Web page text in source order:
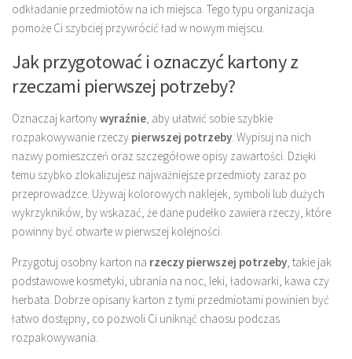
odkładanie przedmiotów na ich miejsca. Tego typu organizacja
pomoże Ci szybciej przywrócić ład w nowym miejscu.
Jak przygotować i oznaczyć kartony z
rzeczami pierwszej potrzeby?
Oznaczaj kartonywyraźnie , aby ułatwić sobie szybkie
rozpakowywanie rzeczy pierwszej potrzeby . Wypisuj na nich
nazwy pomieszczeń oraz szczegółowe opisy zawartości. Dzięki
temu szybko zlokalizujesz najważniejsze przedmioty zaraz po
przeprowadzce. Używaj kolorowych naklejek, symboli lub dużych
wykrzykników, by wskazać, że dane pudełko zawiera rzeczy, które
powinny być otwarte w pierwszej kolejności.
Przygotuj osobny karton na rzeczy pierwszej potrzeby , takie jak
podstawowe kosmetyki, ubrania na noc, leki, ładowarki, kawa czy
herbata. Dobrze opisany karton z tymi przedmiotami powinien być
łatwo dostępny, co pozwoli Ci uniknąć chaosu podczas
rozpakowywania.